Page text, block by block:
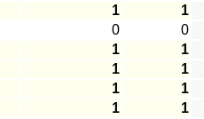
1 1
0 0
1 1
1 1
1 1
1 1